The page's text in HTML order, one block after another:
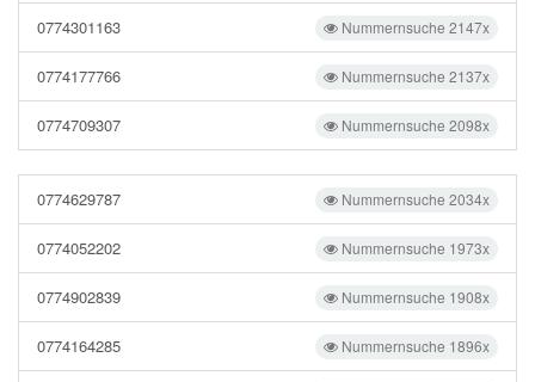
Nummernsuche 2147x
0774301163
Nummernsuche 2137x
0774177766
Nummernsuche 2098x
0774709307
Nummernsuche 2034x
0774629787
Nummernsuche 1973x
0774052202
Nummernsuche 1908x
0774902839
Nummernsuche 1896x
0774164285